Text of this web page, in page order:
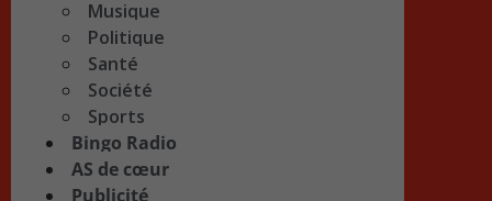
Musique
Politique
Santé
Société
Sports
Bingo Radio
AS de cœur
Publicité